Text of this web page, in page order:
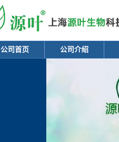
公司首页 公司介绍